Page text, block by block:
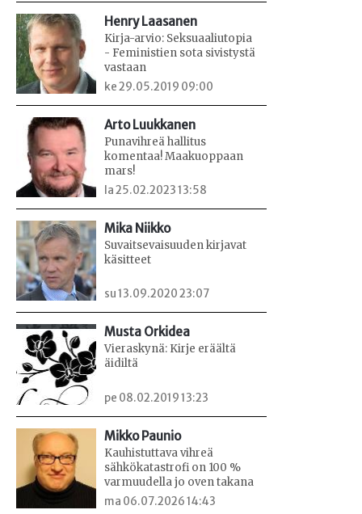
Henry Laasanen
Kirja-arvio: Seksuaaliutopia
- Feministien sota sivistystä
vastaan
ke 29.05.2019 09:00
Arto Luukkanen
Punavihreä hallitus
komentaa! Maakuoppaan
mars!
la 25.02.2023 13:58
Mika Niikko
Suvaitsevaisuuden kirjavat
käsitteet
su 13.09.2020 23:07
Musta Orkidea
Vieraskynä: Kirje eräältä
äidiltä
pe 08.02.2019 13:23
Mikko Paunio
Kauhistuttava vihreä
sähkökatastrofi on 100 %
varmuudella jo oven takana
ma 06.07.2026 14:43